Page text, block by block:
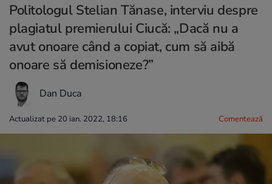
Politologul Stelian Tănase, interviu despre
plagiatul premierului Ciucă: „Dacă nu a
avut onoare când a copiat, cum să aibă
onoare să demisioneze?”
Dan Duca
Actualizat pe 20 ian. 2022, 18:16 Comentează